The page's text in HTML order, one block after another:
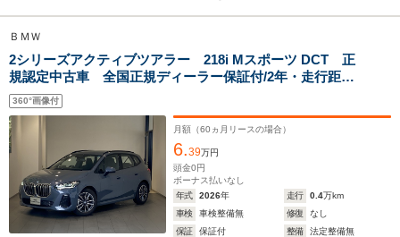
サイズ
全幅
1.8m
ホイールベース
13.5～16.7km/L
全幅
1.8m
12.5～21.2km/L
ＢＭＷ
2シリーズアクティブツアラー 218i Mスポーツ DCT 正
規認定中古車 全国正規ディーラー保証付/2年・走行距離
無制限 トップビューカメラ シートヒーター オート
トランク アルミホイール ハーフレザーシート アッ
プルカープレイ ステアリングヒーター
360°画像付
月額（60 ヵ月リースの場合）
6.39万円
頭金0円
ボーナス払いなし
年式
2026年 走行 0.4万km
車検
車検整備無 修復
なし
保証
保証付 整備
法定整備無